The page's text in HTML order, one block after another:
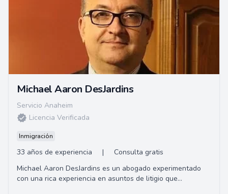
Michael Aaron DesJardins
Servicio Anaheim
Licencia Verificada
Inmigración
33 años de experiencia |
Consulta gratis
Michael Aaron DesJardins es un abogado experimentado
con una rica experiencia en asuntos de litigio que